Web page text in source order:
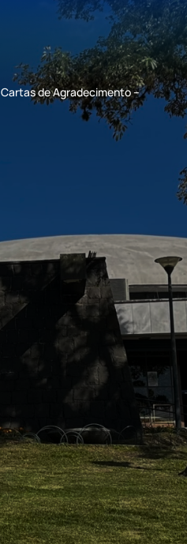
Cartas de Agradecimento –